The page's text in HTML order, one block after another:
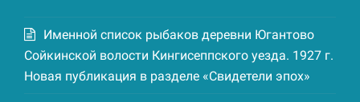
Именной список рыбаков деревни Югантово
Сойкинской волости Кингисеппского уезда. 1927 г.
Новая публикация в разделе «Свидетели эпох»